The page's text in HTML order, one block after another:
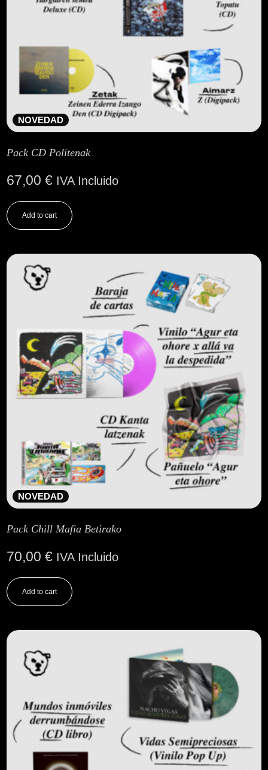
NOVEDAD
Pack CD Politenak
67,00€ IVA Incluido
Add to cart
NOVEDAD
Pack Chill Mafia Betirako
70,00€ IVA Incluido
Add to cart